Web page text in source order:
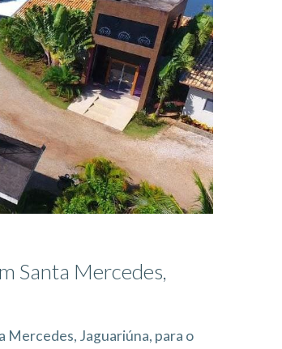
Santa Mercedes,
Mercedes, Jaguariúna, para o